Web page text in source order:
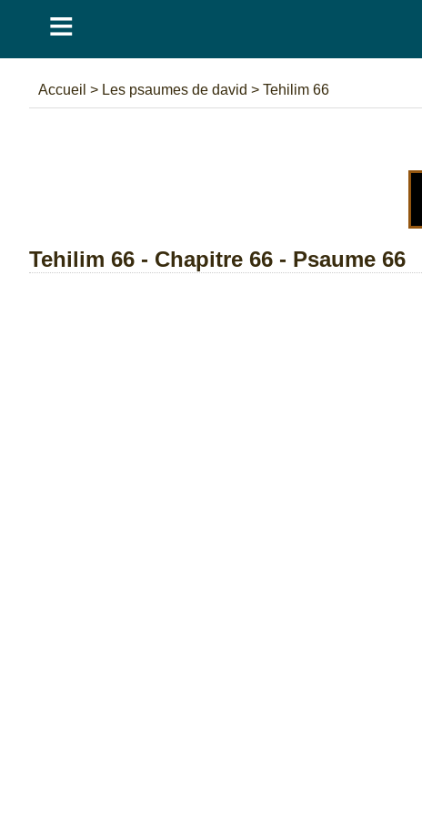
≡
Accueil > Les psaumes de david > Tehilim 66
Tehilim 66 - Chapitre 66 - Psaume 66